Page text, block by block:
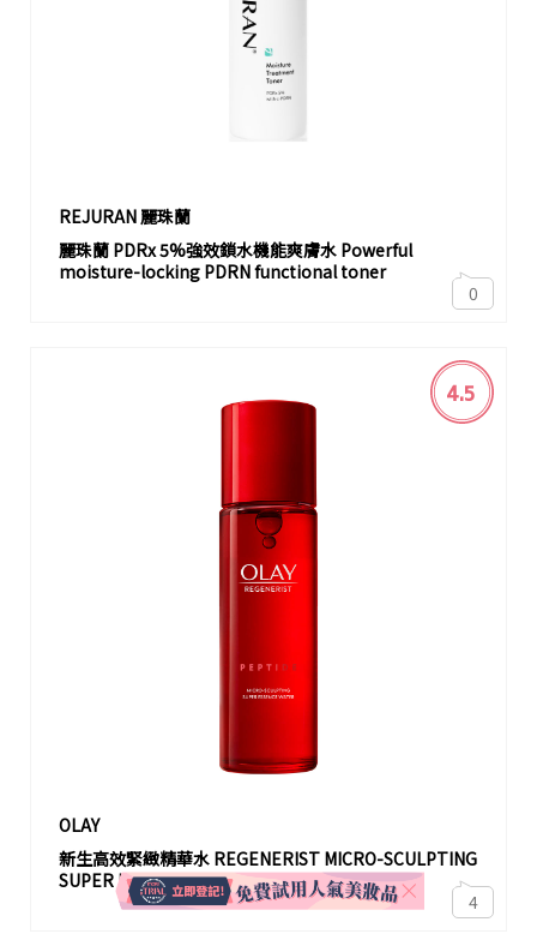
REJURAN 麗珠蘭
麗珠蘭 PDRx 5%強效鎖水機能爽膚水 Powerful
moisture-locking PDRN functional toner
0
OLAY
新生高效緊緻精華水 REGENERIST MICRO-SCULPTING
SUPER ESSENCE WATER
4.5
4